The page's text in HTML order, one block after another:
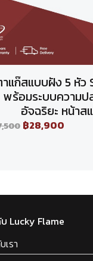
าแก๊สแบบฝัง 5 หัว
พร้อมระบบความ
อัจฉริยะ หน้าส
฿28,900
Lucky Flame
เรา